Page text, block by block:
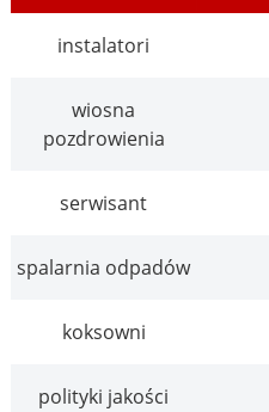
instalatori
wiosna
pozdrowienia
serwisant
spalarnia odpadów
koksowni
polityki jakości